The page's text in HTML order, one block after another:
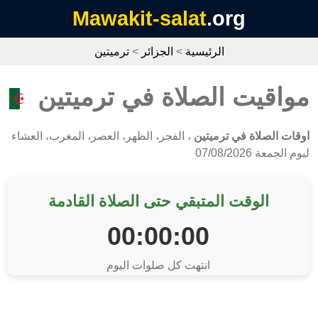
Mawakit-salat.org
الرئيسية > الجزائر > ترميتين
مواقيت الصلاة في ترميتين
اوقات الصلاة في ترميتين ، الفجر، الظهر، العصر، المغرب، العشاء
ليوم الجمعة 07/08/2026
الوقت المتبقي حتى الصلاة القادمة
00:00:00
انتهت كل صلوات اليوم